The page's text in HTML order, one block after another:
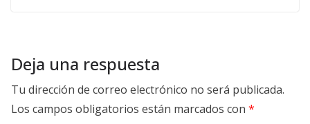
Deja una respuesta
Tu dirección de correo electrónico no será publicada.
Los campos obligatorios están marcados con *